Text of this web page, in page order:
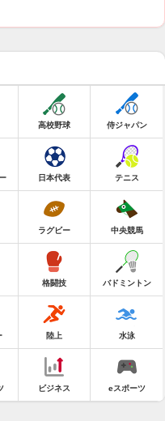
高校野球 侍ジャパン
日本代表 テニス
ラグビー 中央競馬
格闘技 バドミントン
陸上 水泳
ビジネス eスポーツ